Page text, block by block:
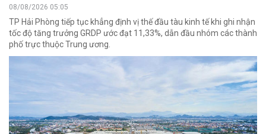
08/08/2026 05:05
TP Hải Phòng tiếp tục khẳng định vị thế đầu tàu kinh tế khi ghi nhận
tốc độ tăng trưởng GRDP ước đạt 11,33%, dẫn đầu nhóm các thành
phố trực thuộc Trung ương.